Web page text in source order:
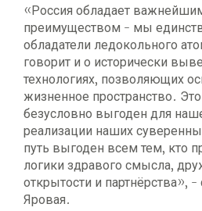
«Россия обладает
преимуществом - мы
обладатели ледокольного
говорит и о исторически
технологиях, позволяющих
жизненное пространство.
безусловно выгоден для
реализации наших
путь выгоден всем тем, кто
логики здравого смысла,
открытости и партнёрства»,
Яровая.